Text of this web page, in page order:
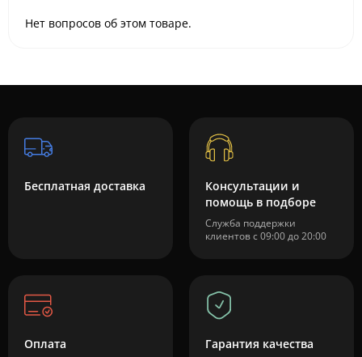
Нет вопросов об этом товаре.
Бесплатная доставка
Консультации и
помощь в подборе
Служба поддержки
клиентов с 09:00 до 20:00
Оплата Гарантия качества